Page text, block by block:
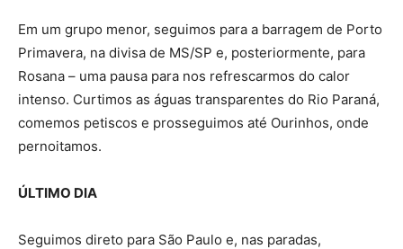
Em um grupo menor, seguimos para a barragem de Porto
Primavera, na divisa de MS/SP e, posteriormente, para
Rosana – uma pausa para nos refrescarmos do calor
intenso. Curtimos as águas transparentes do Rio Paraná,
comemos petiscos e prosseguimos até Ourinhos, onde
pernoitamos.
ÚLTIMO DIA
Seguimos direto para São Paulo e, nas paradas,